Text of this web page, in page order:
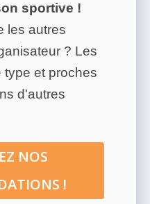
sportive !
les autres
? Les
et proches
d'autres
NOS
!